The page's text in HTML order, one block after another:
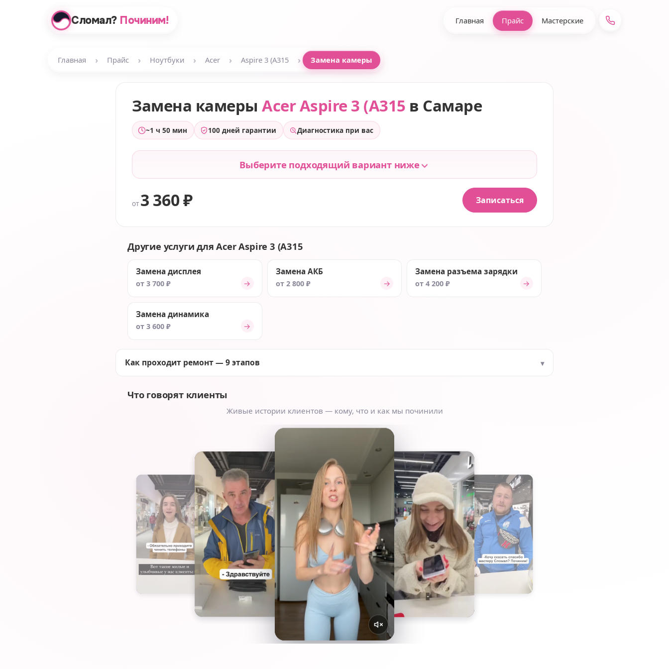
Сломал? Починим! Главная Прайс Мастерские
Главная › Прайс › Ноутбуки › Acer › Aspire 3 (A315 › Замена камеры
Замена камеры Acer Aspire 3 (A315 в Самаре
~1 ч 50 мин 100 дней гарантии Диагностика при вас
Выберите подходящий вариант ниже
от 3 360 ₽ Записаться
Другие услуги для Acer Aspire 3 (A315
Замена дисплея
от 3 700 ₽ →
Замена АКБ
от 2 800 ₽ →
Замена разъема зарядки
от 4 200 ₽ →
Замена динамика
от 3 600 ₽ →
Как проходит ремонт — 9 этапов
Что говорят клиенты
Живые истории клиентов — кому, что и как мы починили